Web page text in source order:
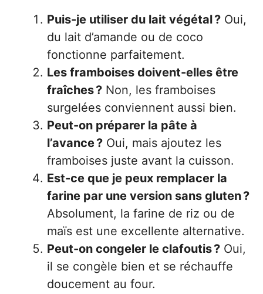
Puis-je utiliser du lait végétal ? Oui,
du lait d’amande ou de coco
fonctionne parfaitement.
Les framboises doivent-elles être
fraîches ? Non, les framboises
surgelées conviennent aussi bien.
Peut-on préparer la pâte à
l’avance ? Oui, mais ajoutez les
framboises juste avant la cuisson.
Est-ce que je peux remplacer la
farine par une version sans gluten ?
Absolument, la farine de riz ou de
maïs est une excellente alternative.
Peut-on congeler le clafoutis ? Oui,
il se congèle bien et se réchauffe
doucement au four.